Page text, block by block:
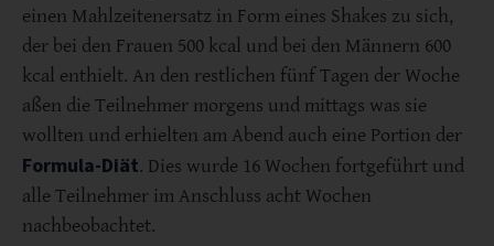
einen Mahlzeitenersatz in Form eines Shakes zu sich,
der bei den Frauen 500 kcal und bei den Männern 600
kcal enthielt. An den restlichen fünf Tagen der Woche
aßen die Teilnehmer morgens und mittags was sie
wollten und erhielten am Abend auch eine Portion der
Formula-Diät. Dies wurde 16 Wochen fortgeführt und
alle Teilnehmer im Anschluss acht Wochen
nachbeobachtet.